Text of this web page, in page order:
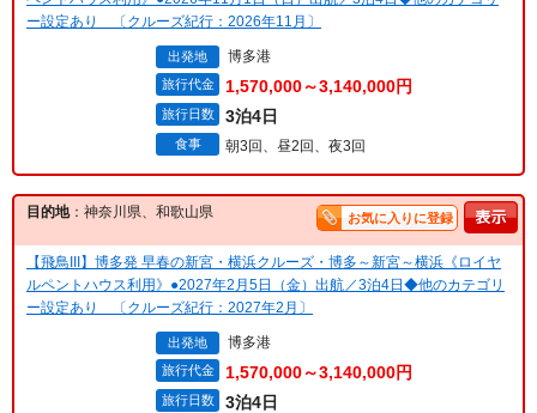
ー設定あり 〔クルーズ紀行：2026年11月〕
出発地 博多港
旅行代金 1,570,000～3,140,000円
旅行日数 3泊4日
食事 朝3回、昼2回、夜3回
目的地：神奈川県、和歌山県 お気に入りに登録
【飛鳥III】博多発 早春の新宮・横浜クルーズ・博多～新宮～横浜《ロイヤ
ルペントハウス利用》●2027年2月5日（金）出航／3泊4日◆他のカテゴリ
ー設定あり 〔クルーズ紀行：2027年2月〕
出発地 博多港
旅行代金 1,570,000～3,140,000円
旅行日数 3泊4日